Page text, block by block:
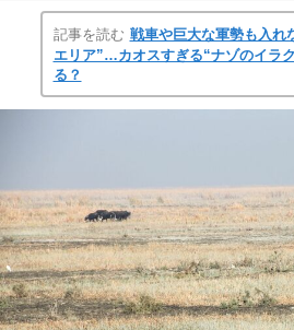
記事を読む 戦車や巨大な軍勢も入れ
エリア”…カオスすぎる“ナゾのイラ
る？